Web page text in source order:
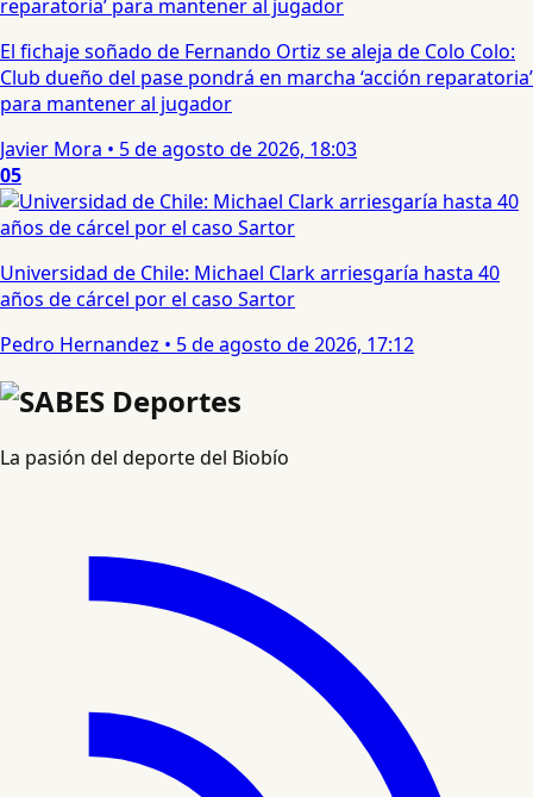
El fichaje soñado de Fernando Ortiz se aleja de Colo Colo:
Club dueño del pase pondrá en marcha ‘acción reparatoria’
para mantener al jugador
Javier Mora • 5 de agosto de 2026, 18:03
05
Universidad de Chile: Michael Clark arriesgaría hasta 40
años de cárcel por el caso Sartor
Pedro Hernandez • 5 de agosto de 2026, 17:12
La pasión del deporte del Biobío